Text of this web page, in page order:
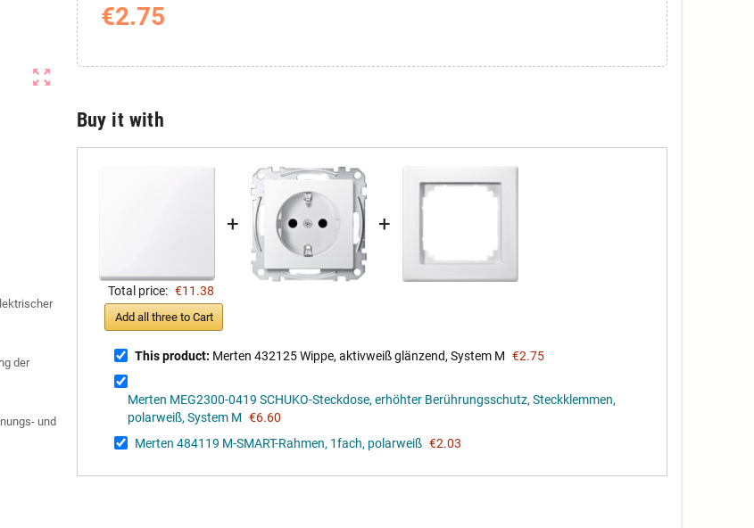
zoom_out_map
der
und
€2.75
Buy it with
+ +
Total price: €11.38
Add all three to Cart
This product: Merten 432125 Wippe, aktivweiß glänzend, System M €2.75
Merten MEG2300-0419 SCHUKO-Steckdose, erhöhter Berührungsschutz, Steckklemmen,
polarweiß, System M €6.60
Merten 484119 M-SMART-Rahmen, 1fach, polarweiß €2.03